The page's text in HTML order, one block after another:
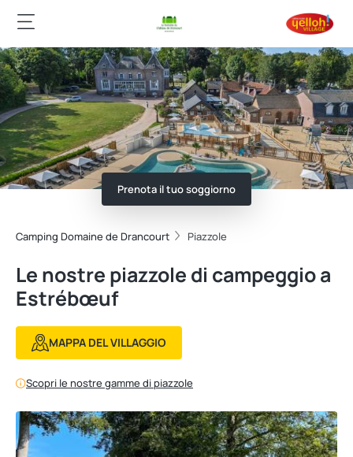
Prenota il tuo soggiorno
Camping Domaine de Drancourt Piazzole
Le nostre piazzole di campeggio a
Estrébœuf
MAPPA DEL VILLAGGIO
Scopri le nostre gamme di piazzole